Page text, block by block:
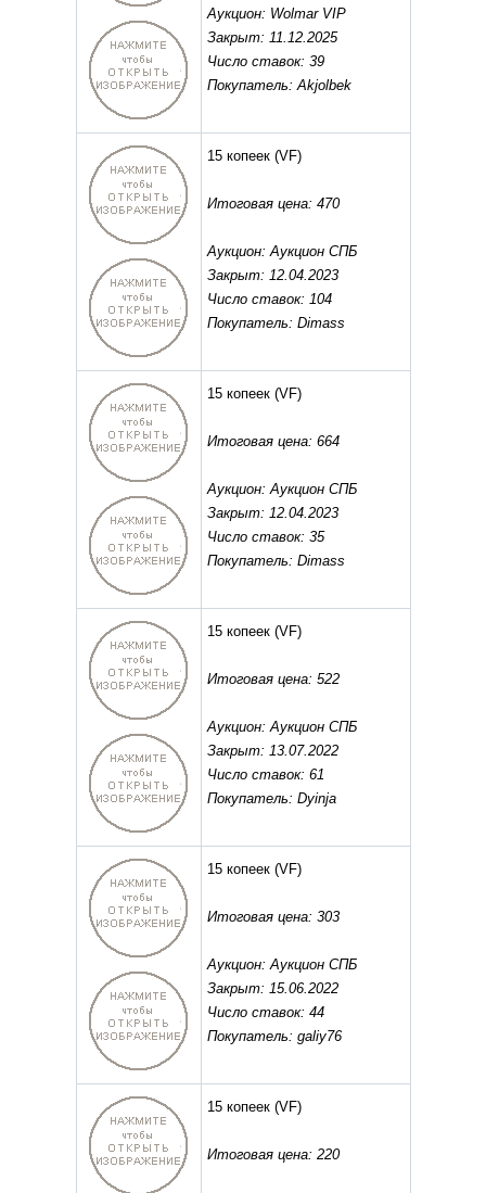
Аукцион: Wolmar VIP
Закрыт: 11.12.2025
Число ставок: 39
Покупатель: Akjolbek
15 копеек(VF)
Итоговая цена: 470
Аукцион: Аукцион СПБ
Закрыт: 12.04.2023
Число ставок: 104
Покупатель: Dimass
15 копеек(VF)
Итоговая цена: 664
Аукцион: Аукцион СПБ
Закрыт: 12.04.2023
Число ставок: 35
Покупатель: Dimass
15 копеек(VF)
Итоговая цена: 522
Аукцион: Аукцион СПБ
Закрыт: 13.07.2022
Число ставок: 61
Покупатель: Dyinja
15 копеек(VF)
Итоговая цена: 303
Аукцион: Аукцион СПБ
Закрыт: 15.06.2022
Число ставок: 44
Покупатель: galiy76
15 копеек(VF)
Итоговая цена: 220